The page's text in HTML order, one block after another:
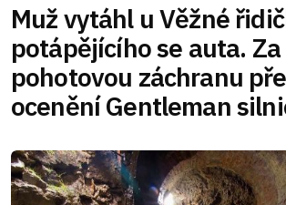
Muž vytáhl u Věžné
potápějícího se auta. Za
pohotovou záchranu
ocenění Gentleman